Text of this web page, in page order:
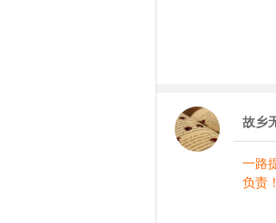
故乡
一路
负责